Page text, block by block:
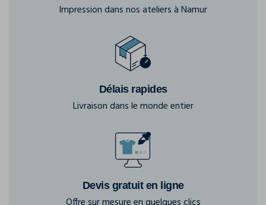
Impression dans nos ateliers à Namur
Délais rapides
Livraison dans le monde entier
Devis gratuit en ligne